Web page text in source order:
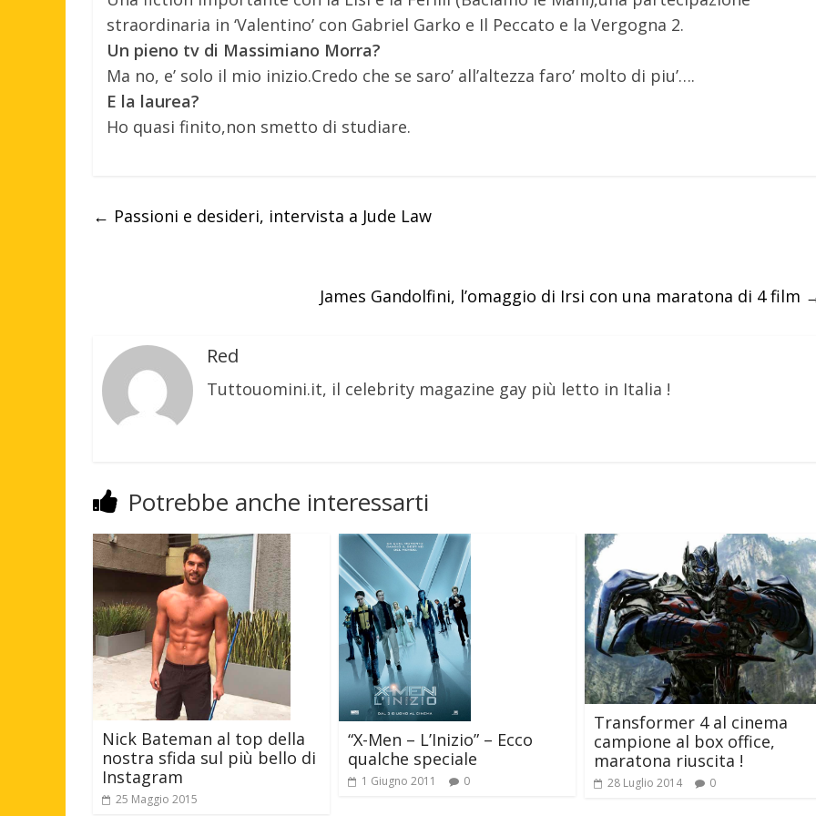
straordinaria in ‘Valentino’ con Gabriel Garko e Il Peccato e la Vergogna 2.
Un pieno tv di Massimiano Morra?
Ma no, e’ solo il mio inizio.Credo che se saro’ all’altezza faro’ molto di piu’….
E la laurea?
Ho quasi finito,non smetto di studiare.
← Passioni e desideri, intervista a Jude Law
James Gandolfini, l’omaggio di Irsi con una maratona di 4 film
Red
Tuttouomini.it, il celebrity magazine gay più letto in Italia !
Potrebbe anche interessarti
Nick Bateman al top della
nostra sfida sul più bello di
Instagram
25 Maggio 2015
“X-Men – L’Inizio” – Ecco
qualche speciale
1 Giugno 2011 0
Transformer 4 al cinema
campione al box office,
maratona riuscita !
28 Luglio 2014 0